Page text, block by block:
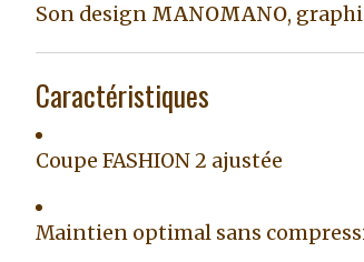
Son design MANOMANO,
Caractéristiques
Coupe FASHION 2 ajustée
Maintien optimal sans